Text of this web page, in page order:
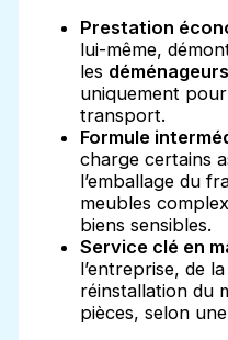
Prestation
lui-même,
les
uniquement
transport.
Formule
charge certains
l’emballage du
meubles
biens sensibles.
Service clé en
l’entreprise, de
réinstallation du
pièces, selon